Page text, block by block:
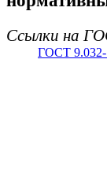
Ссылки на
ГОСТ